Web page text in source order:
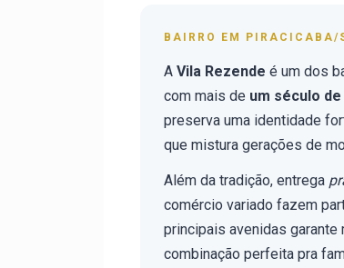
BAIRRO EM PIRACICABA/
A Vila Rezende é um dos
com mais de um século
preserva uma identidade
que mistura gerações de
Além da tradição, entrega
comércio variado fazem
principais avenidas
combinação perfeita pra